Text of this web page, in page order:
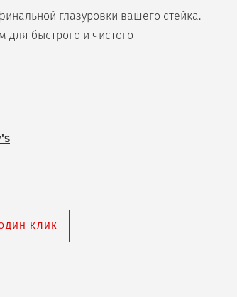
глазуровки вашего стейка.
для быстрого и чистого
КЛИК